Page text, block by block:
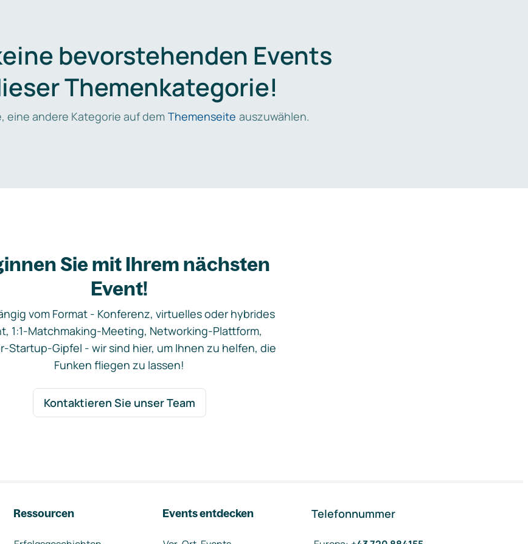
bevorstehenden Events
Themenkategorie!
eine andere Kategorie auf dem Themenseite auszuwählen.
Sie mit Ihrem nächsten
Event!
vom Format - Konferenz, virtuelles oder hybrides
1:1-Matchmaking-Meeting, Networking-Plattform,
Startup-Gipfel - wir sind hier, um Ihnen zu helfen, die
Funken fliegen zu lassen!
Kontaktieren Sie unser Team
Ressourcen Events entdecken Telefonnummer